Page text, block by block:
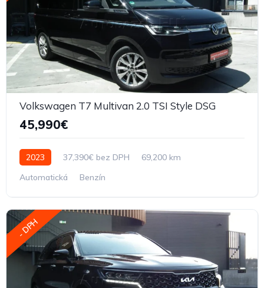
Volkswagen T7 Multivan 2.0 TSI Style DSG
45,990€
2023 37,390€ bez DPH
69,200 km
Automatická
Benzín
- DPH